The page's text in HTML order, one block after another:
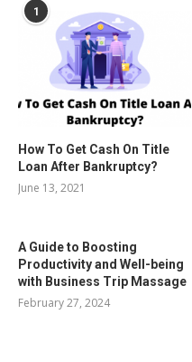
1
How To Get Cash On Title
Loan After Bankruptcy?
June 13, 2021
A Guide to Boosting
Productivity and Well-being
with Business Trip Massage
February 27, 2024